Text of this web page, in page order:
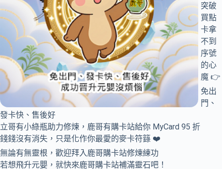
突破
買點
卡拿
不到
序號
的心
魔 👉
免出
門、
發卡快、售後好
立哥有小綠瓶助力修煉，鹿哥有購卡站給你 MyCard 95 折
錢錢沒有消失，只是化作你最愛的麥卡符籙 ❤️
無論有無靈根，歡迎拜入鹿哥購卡站修煉練功
若想飛升元嬰，就快來鹿哥購卡站補滿靈石吧！